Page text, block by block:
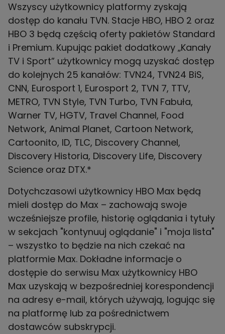
Wszyscy użytkownicy platformy zyskają
dostęp do kanału TVN. Stacje HBO, HBO 2 oraz
HBO 3 będą częścią oferty pakietów Standard
i Premium. Kupując pakiet dodatkowy „Kanały
TV i Sport” użytkownicy mogą uzyskać dostęp
do kolejnych 25 kanałów: TVN24, TVN24 BiS,
CNN, Eurosport 1, Eurosport 2, TVN 7, TTV,
METRO, TVN Style, TVN Turbo, TVN Fabuła,
Warner TV, HGTV, Travel Channel, Food
Network, Animal Planet, Cartoon Network,
Cartoonito, ID, TLC, Discovery Channel,
Discovery Historia, Discovery Life, Discovery
Science oraz DTX.*
Dotychczasowi użytkownicy HBO Max będą
mieli dostęp do Max – zachowają swoje
wcześniejsze profile, historię oglądania i tytuły
w sekcjach "kontynuuj oglądanie" i "moja lista"
– wszystko to będzie na nich czekać na
platformie Max. Dokładne informacje o
dostępie do serwisu Max użytkownicy HBO
Max uzyskają w bezpośredniej korespondencji
na adresy e-mail, których używają, logując się
na platformę lub za pośrednictwem
dostawców subskrypcji.